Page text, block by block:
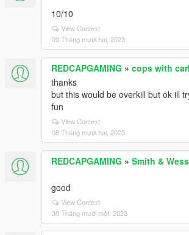
10/10
View Context
09 Tháng mười hai, 2023
REDCAPGAMING » cops with
thanks
but this would be overkill but ok ill
fun
View Context
08 Tháng mười hai, 2023
REDCAPGAMING » Smith &
good
View Context
30 Tháng mười một, 2023